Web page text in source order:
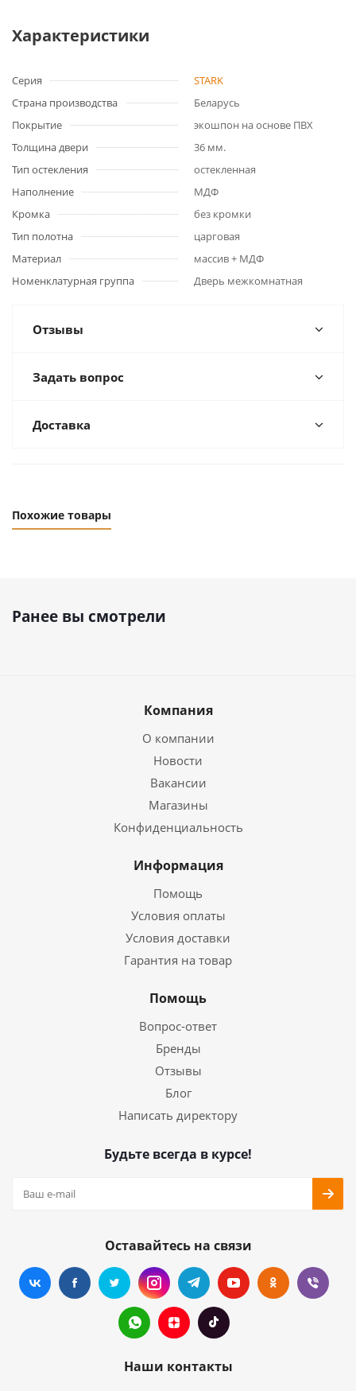
Характеристики
Серия
STARK
Страна производства
Беларусь
Покрытие
экошпон на основе ПВХ
Толщина двери
36 мм.
Тип остекления
остекленная
Наполнение
МДФ
Кромка
без кромки
Тип полотна
царговая
Материал
массив + МДФ
Номенклатурная группа
Дверь межкомнатная
Отзывы
Задать вопрос
Доставка
Похожие товары
Ранее вы смотрели
Компания
О компании
Новости
Вакансии
Магазины
Конфиденциальность
Информация
Помощь
Условия оплаты
Условия доставки
Гарантия на товар
Помощь
Вопрос-ответ
Бренды
Отзывы
Блог
Написать директору
Будьте всегда в курсе!
Оставайтесь на связи
Наши контакты